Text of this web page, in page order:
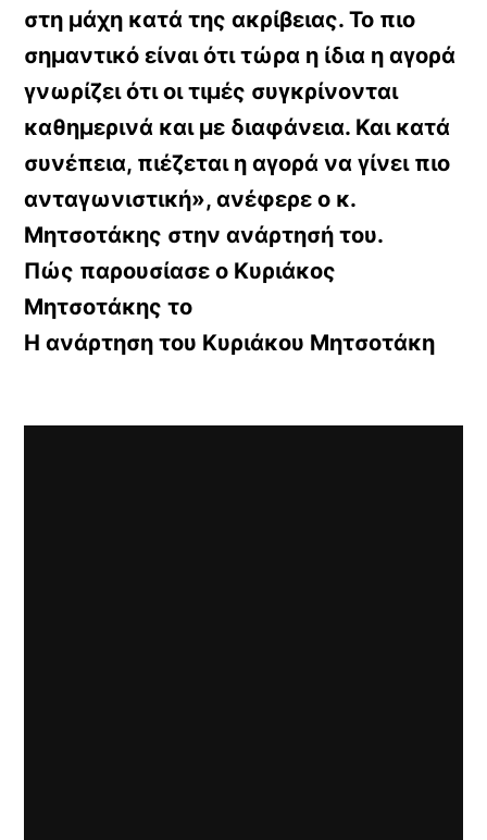
στη μάχη κατά της ακρίβειας. Το πιο
σημαντικό είναι ότι τώρα η ίδια η αγορά
γνωρίζει ότι οι τιμές συγκρίνονται
καθημερινά και με διαφάνεια. Και κατά
συνέπεια, πιέζεται η αγορά να γίνει πιο
ανταγωνιστική», ανέφερε ο κ.
Μητσοτάκης στην ανάρτησή του.
Πώς παρουσίασε ο Κυριάκος
Μητσοτάκης το
Η ανάρτηση του Κυριάκου Μητσοτάκη